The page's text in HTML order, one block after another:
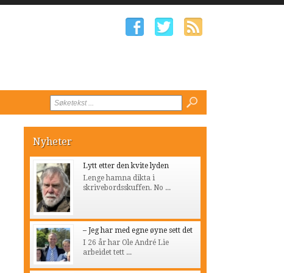
Nyheter
Lytt etter den kvite lyden
Lenge hamna dikta i
skrivebordsskuffen. No ...
– Jeg har med egne øyne sett det
I 26 år har Ole André Lie
arbeidet tett ...